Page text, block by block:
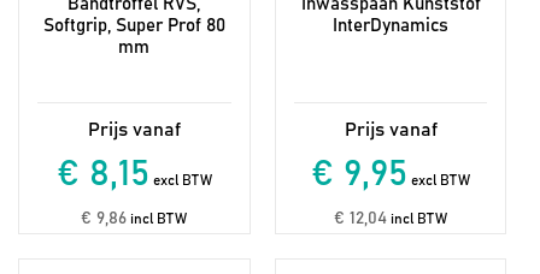
Bandtroffel RVS,
Softgrip, Super Prof 80
mm
€ 8,15 excl BTW
€ 9,86 incl BTW
Inwasspaan Kunststof
InterDynamics
€ 9,95 excl BTW
€ 12,04 incl BTW